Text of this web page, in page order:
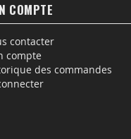
COMPTE
contacter
compte
des commandes